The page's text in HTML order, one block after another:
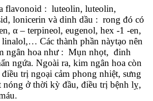
flavonoid : luteolin, luteolin,
lonicerin và dinh dầu : rong đó có
α – terpineol, eugenol, hex -1 -en,
linalol,… Các thành phần nàytạo nên
ngân hoa như : Mụn nhọt, đinh
ngứa. Ngoài ra, kim ngân hoa còn
trị ngoại cảm phong nhiệt, sưng
nóng ở thời kỳ đầu, điều trị bệnh lỵ,